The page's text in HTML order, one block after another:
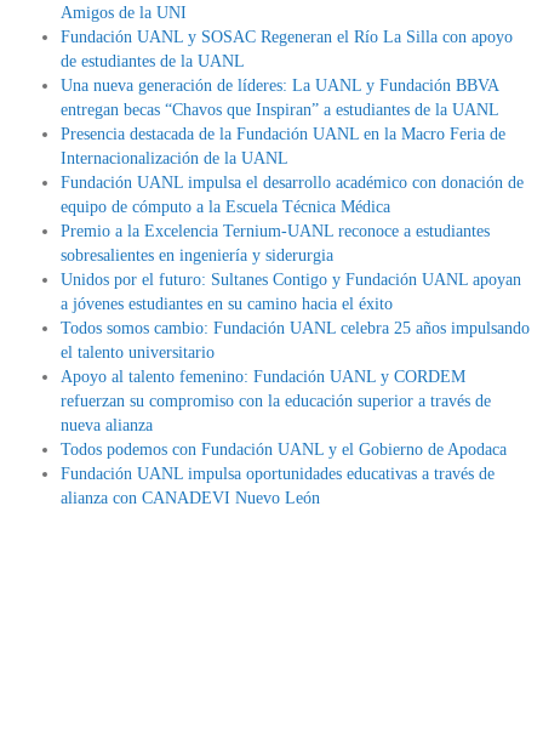
Amigos de la UNI
Fundación UANL y SOSAC Regeneran el Río La Silla con apoyo
de estudiantes de la UANL
Una nueva generación de líderes: La UANL y Fundación BBVA
entregan becas “Chavos que Inspiran” a estudiantes de la UANL
Presencia destacada de la Fundación UANL en la Macro Feria de
Internacionalización de la UANL
Fundación UANL impulsa el desarrollo académico con donación de
equipo de cómputo a la Escuela Técnica Médica
Premio a la Excelencia Ternium-UANL reconoce a estudiantes
sobresalientes en ingeniería y siderurgia
Unidos por el futuro: Sultanes Contigo y Fundación UANL apoyan
a jóvenes estudiantes en su camino hacia el éxito
Todos somos cambio: Fundación UANL celebra 25 años impulsando
el talento universitario
Apoyo al talento femenino: Fundación UANL y CORDEM
refuerzan su compromiso con la educación superior a través de
nueva alianza
Todos podemos con Fundación UANL y el Gobierno de Apodaca
Fundación UANL impulsa oportunidades educativas a través de
alianza con CANADEVI Nuevo León